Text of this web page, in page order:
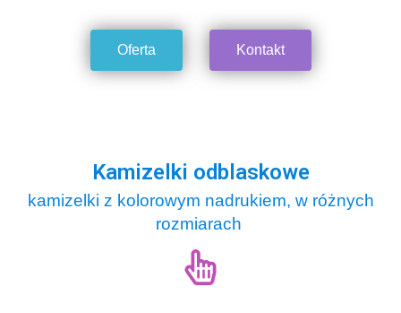
Oferta Kontakt
Kamizelki odblaskowe
kamizelki z kolorowym nadrukiem, w różnych
rozmiarach